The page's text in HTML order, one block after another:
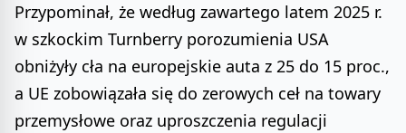
Przypominał, że według zawartego latem 2025 r.
w szkockim Turnberry porozumienia USA
obniżyły cła na europejskie auta z 25 do 15 proc.,
a UE zobowiązała się do zerowych ceł na towary
przemysłowe oraz uproszczenia regulacji